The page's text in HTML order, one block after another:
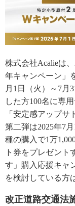
株式会社Acalieは
年キャンペーン」
月1日（火）～7月
した方100名に専
「安定感アップサ
第二弾は2025年7
種の購入で1万
ト券をプレゼント
す」購入応援キャ
を検討している方
改正道路交通法